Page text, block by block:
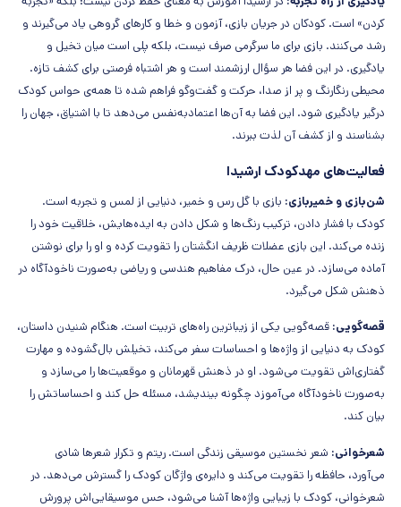
کردن» است. کودکان در جریان بازی، آزمون و خطا و کارهای گروهی یاد می‌گیرند و
رشد می‌کنند. بازی برای ما سرگرمی صرف نیست، بلکه پلی است میان تخیل و
یادگیری. در این فضا هر سؤال ارزشمند است و هر اشتباه فرصتی برای کشف تازه.
محیطی رنگارنگ و پر از صدا، حرکت و گفت‌وگو فراهم شده تا همه‌ی حواس کودک
درگیر یادگیری شود. این فضا به آن‌ها اعتمادبه‌نفس می‌دهد تا با اشتیاق، جهان را
بشناسند و از کشف آن لذت ببرند.
فعالیت‌های مهدکودک ارشیدا
شن‌بازی و خمیربازی: بازی با گل رس و خمیر، دنیایی از لمس و تجربه است.
کودک با فشار دادن، ترکیب رنگ‌ها و شکل دادن به ایده‌هایش، خلاقیت خود را
زنده می‌کند. این بازی عضلات ظریف انگشتان را تقویت کرده و او را برای نوشتن
آماده می‌سازد. در عین حال، درک مفاهیم هندسی و ریاضی به‌صورت ناخودآگاه در
ذهنش شکل می‌گیرد.
قصه‌گویی: قصه‌گویی یکی از زیباترین راه‌های تربیت است. هنگام شنیدن داستان،
کودک به دنیایی از واژه‌ها و احساسات سفر می‌کند، تخیلش بال‌گشوده و مهارت
گفتاری‌اش تقویت می‌شود. او در ذهنش قهرمانان و موقعیت‌ها را می‌سازد و
به‌صورت ناخودآگاه می‌آموزد چگونه بیندیشد، مسئله حل کند و احساساتش را
بیان کند.
شعرخوانی: شعر نخستین موسیقی زندگی است. ریتم و تکرار شعرها شادی
می‌آورد، حافظه را تقویت می‌کند و دایره‌ی واژگان کودک را گسترش می‌دهد. در
شعرخوانی، کودک با زیبایی واژه‌ها آشنا می‌شود، حس موسیقایی‌اش پرورش